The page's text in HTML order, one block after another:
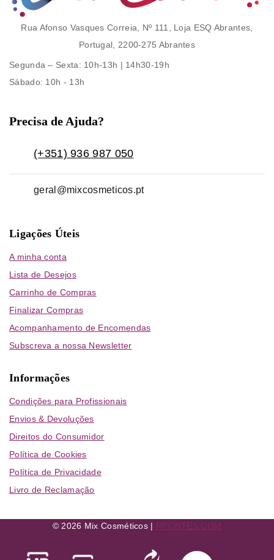
Rua Afonso Vasques Correia, Nº 111, Loja ESQ Abrantes,
Portugal, 2200-275 Abrantes
Segunda – Sexta: 10h-13h | 14h30-19h
Sábado: 10h - 13h
Precisa de Ajuda?
(+351) 936 987 050
geral@mixcosmeticos.pt
Ligações Úteis
A minha conta
Lista de Desejos
Carrinho de Compras
Finalizar Compras
Acompanhamento de Encomendas
Subscreva a nossa Newsletter
Informações
Condições para Profissionais
Envios & Devoluções
Direitos do Consumidor
Política de Cookies
Política de Privacidade
Livro de Reclamação
© 2026 Mix Cosméticos | RFONTES.COM